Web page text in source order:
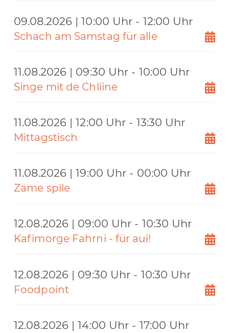
09.08.2026 | 10:00 Uhr - 12:00 Uhr
Schach am Samstag für alle
11.08.2026 | 09:30 Uhr - 10:00 Uhr
Singe mit de Chliine
11.08.2026 | 12:00 Uhr - 13:30 Uhr
Mittagstisch
11.08.2026 | 19:00 Uhr - 00:00 Uhr
Zäme spile
12.08.2026 | 09:00 Uhr - 10:30 Uhr
Kafimorge Fahrni - für aui!
12.08.2026 | 09:30 Uhr - 10:30 Uhr
Foodpoint
12.08.2026 | 14:00 Uhr - 17:00 Uhr